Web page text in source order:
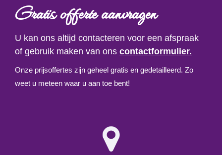
Gratis offerte aanvragen
U kan ons altijd contacteren voor een afspraak
of gebruik maken van ons contactformulier.
Onze prijsoffertes zijn geheel gratis en gedetailleerd. Zo
weet u meteen waar u aan toe bent!